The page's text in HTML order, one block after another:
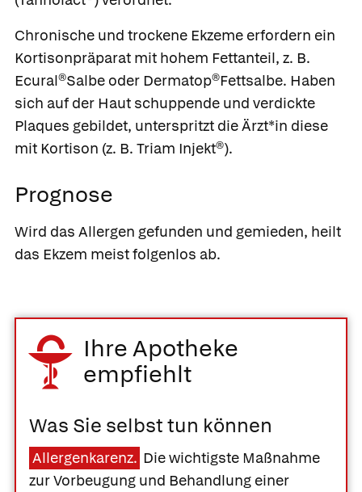
Chronische und trockene Ekzeme erfordern ein
Kortisonpräparat mit hohem Fettanteil, z. B.
Ecural®Salbe oder Dermatop®Fettsalbe. Haben
sich auf der Haut schuppende und verdickte
Plaques gebildet, unterspritzt die Ärzt*in diese
mit Kortison (z. B. Triam Injekt®).
Prognose
Wird das Allergen gefunden und gemieden, heilt
das Ekzem meist folgenlos ab.
Ihre Apotheke
empfiehlt
Was Sie selbst tun können
Allergenkarenz. Die wichtigste Maßnahme
zur Vorbeugung und Behandlung einer